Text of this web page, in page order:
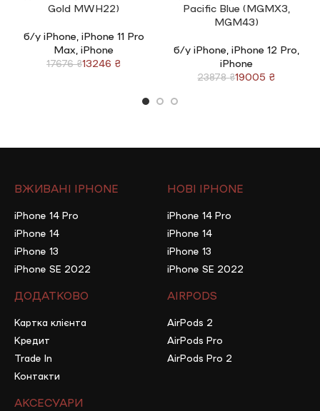
Gold MWH22)
б/у iPhone, iPhone 11 Pro
Max iPhone
17676₴13246 ₴
Pacific Blue (MGMX3,
MGM43)
б/у iPhone, iPhone 12 Pro
iPhone
23878₴19005 ₴
ВЖИВАНІ IPHONE
iPhone 14 Pro
iPhone 14
iPhone 13
iPhone SE 2022
НОВІ IPHONE
iPhone 14 Pro
iPhone 14
iPhone 13
iPhone SE 2022
ДОДАТКОВО
Картка клієнта
Кредит
Trade In
Контакти
AIRPODS
AirPods 2
AirPods Pro
AirPods Pro 2
АКСЕСУАРИ